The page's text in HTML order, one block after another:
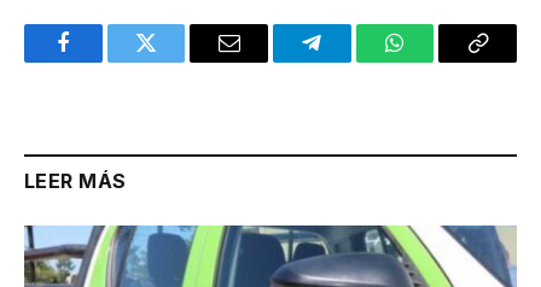
FacebookTwitter Email TelegramWhatsAppCopy
LEER MÁS